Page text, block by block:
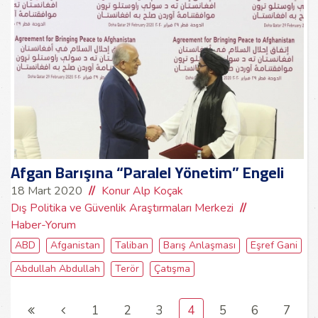
Afgan Barışına “Paralel Yönetim” Engeli
18 Mart 2020
Konur Alp Koçak
Dış Politika ve Güvenlik Araştırmaları Merkezi
Haber-Yorum
ABD Afganistan Taliban Barış Anlaşması
Eşref Gani
Abdullah Abdullah
Terör Çatışma
1 2 3 4 5 6 7